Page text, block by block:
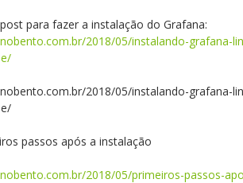
para fazer a instalação do Grafana:
2018/05/instalando-grafana-
2018/05/instalando-grafana-
passos após a instalação
2018/05/primeiros-passos-